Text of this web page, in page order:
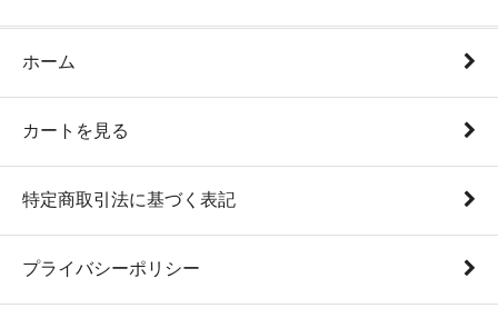
ホーム
カートを見る
特定商取引法に基づく表記
プライバシーポリシー